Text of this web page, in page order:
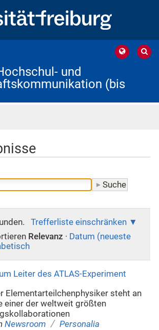
und
(bis
Trefferliste einschränken
Relevanz · Datum (neueste
Leiter des ATLAS-Experiment
Elementarteilchenphysiker steht an
einer der weltweit größten
Newsroom / Personalia